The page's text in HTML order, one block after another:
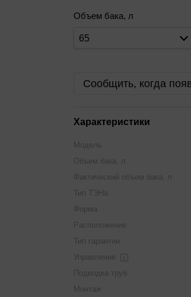
Объем бака, л
65
Сообщить, когда
Характеристики
Модель
Объем бака, л
Фактический объем бака, л
Тип ТЭНа
Форма
Расположение
Тип гарантии
Управление
Подводка труб
Монтаж